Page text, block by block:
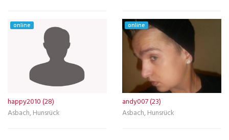
online
happy2010 (28)
Asbach, Hunsrück
online
andy007 (23)
Asbach, Hunsrück